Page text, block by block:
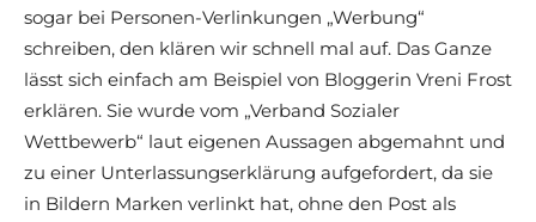
sogar bei Personen-Verlinkungen „Werbung“
schreiben, den klären wir schnell mal auf. Das Ganze
lässt sich einfach am Beispiel von Bloggerin Vreni Frost
erklären. Sie wurde vom „Verband Sozialer
Wettbewerb“ laut eigenen Aussagen abgemahnt und
zu einer Unterlassungserklärung aufgefordert, da sie
in Bildern Marken verlinkt hat, ohne den Post als